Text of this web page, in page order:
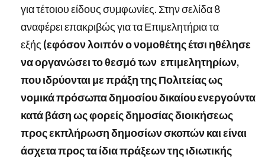
για τέτοιου είδους συμφωνίες. Στην σελίδα 8
αναφέρει επακριβώς για τα Επιμελητήρια τα
εξής (εφόσον λοιπόν ο νομοθέτης έτσι ηθέλησε
να οργανώσει το θεσμό των επιμελητηρίων,
που ιδρύονται με πράξη της Πολιτείας ως
νομικά πρόσωπα δημοσίου δικαίου ενεργούντα
κατά βάση ως φορείς δημοσίας διοικήσεως
προς εκπλήρωση δημοσίων σκοπών και είναι
άσχετα προς τα ίδια πράξεων της ιδιωτικής